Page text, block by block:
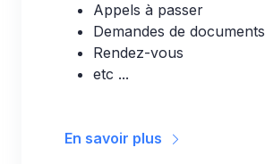
Appels à passer
Demandes de documents
Rendez-vous
etc ...
En savoir plus